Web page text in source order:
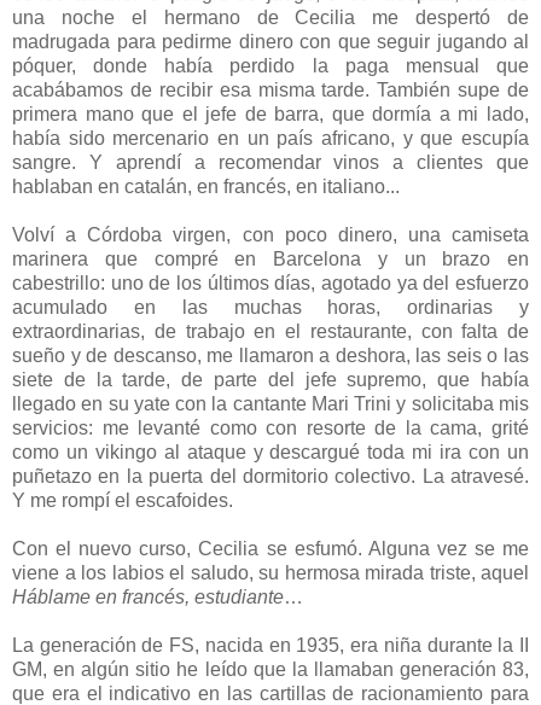
una noche el hermano de Cecilia me despertó de
madrugada para pedirme dinero con que seguir jugando al
póquer, donde había perdido la paga mensual que
acabábamos de recibir esa misma tarde. También supe de
primera mano que el jefe de barra, que dormía a mi lado,
había sido mercenario en un país africano, y que escupía
sangre. Y aprendí a recomendar vinos a clientes que
hablaban en catalán, en francés, en italiano...
Volví a Córdoba virgen, con poco dinero, una camiseta
marinera que compré en Barcelona y un brazo en
cabestrillo: uno de los últimos días, agotado ya del esfuerzo
acumulado en las muchas horas, ordinarias y
extraordinarias, de trabajo en el restaurante, con falta de
sueño y de descanso, me llamaron a deshora, las seis o las
siete de la tarde, de parte del jefe supremo, que había
llegado en su yate con la cantante Mari Trini y solicitaba mis
servicios: me levanté como con resorte de la cama, grité
como un vikingo al ataque y descargué toda mi ira con un
puñetazo en la puerta del dormitorio colectivo. La atravesé.
Y me rompí el escafoides.
Con el nuevo curso, Cecilia se esfumó. Alguna vez se me
viene a los labios el saludo, su hermosa mirada triste, aquel
Háblame en francés, estudiante…
La generación de FS, nacida en 1935, era niña durante la II
GM, en algún sitio he leído que la llamaban generación 83,
que era el indicativo en las cartillas de racionamiento para